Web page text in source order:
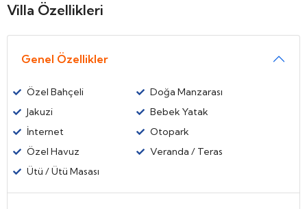
Villa Özellikleri
Genel Özellikler
Özel Bahçeli
Doğa Manzarası
Jakuzi
Bebek Yatak
İnternet
Otopark
Özel Havuz
Veranda / Teras
Ütü / Ütü Masası